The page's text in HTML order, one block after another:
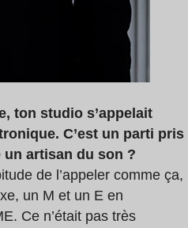
ton studio s’appelait
C’est un parti pris
artisan du son ?
de l’appeler comme ça,
un M et un E en
Ce n’était pas très